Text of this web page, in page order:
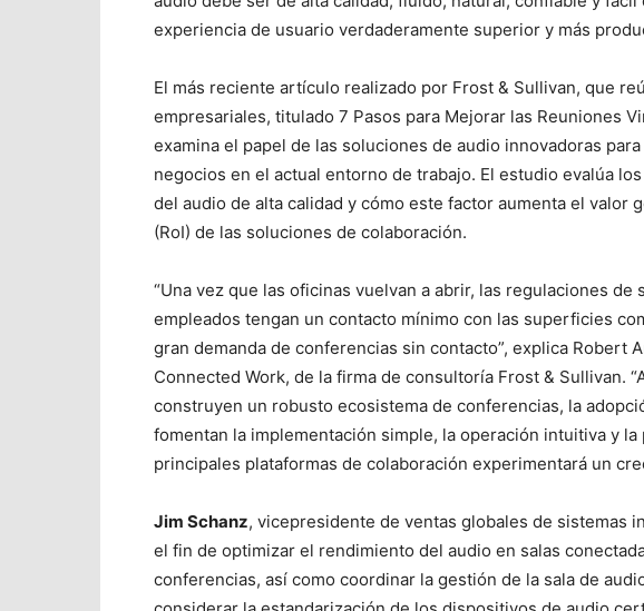
experiencia de usuario verdaderamente superior y más
El más reciente artículo realizado por Frost & Sullivan, que
empresariales, titulado 7 Pasos para Mejorar las Reuniones
examina el papel de las soluciones de audio innovadoras
negocios en el actual entorno de trabajo. El estudio evalúa
del audio de alta calidad y cómo este factor aumenta el valor
(RoI) de las soluciones de colaboración.
“Una vez que las oficinas vuelvan a abrir, las regulaciones
empleados tengan un contacto mínimo con las superficies
gran demanda de conferencias sin contacto”, explica Robert
Connected Work, de la firma de consultoría Frost & Sullivan.
construyen un robusto ecosistema de conferencias, la
fomentan la implementación simple, la operación intuitiva y
principales plataformas de colaboración experimentará un
Jim Schanz, vicepresidente de ventas globales de sistemas
el fin de optimizar el rendimiento del audio en salas
conferencias, así como coordinar la gestión de la sala de